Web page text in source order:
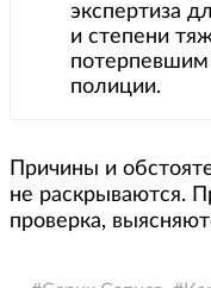
экспертиза
и степени
потерпевшим
полиции.
Причины и
не раскрываются.
проверка,